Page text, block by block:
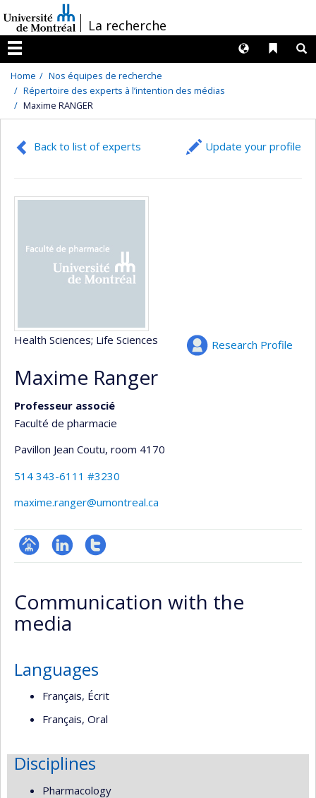
au
contenu
/La recherche
Menu
Liens
Langues
Home
Nos équipes de recherche
Répertoire des experts à l’intention des médias
Maxime RANGER
Back to list of experts Update your profile
Research Profile
Health Sciences; Life Sciences
Maxime Ranger
Professeur associé
Faculté de pharmacie
Pavillon Jean Coutu, room 4170
514 343-6111 #3230
maxime.ranger@umontreal.ca
Page
(faculté,département,école)
LinkedInCompte
Communication with the
media
Languages
Français, Écrit
Français, Oral
Disciplines
Pharmacology